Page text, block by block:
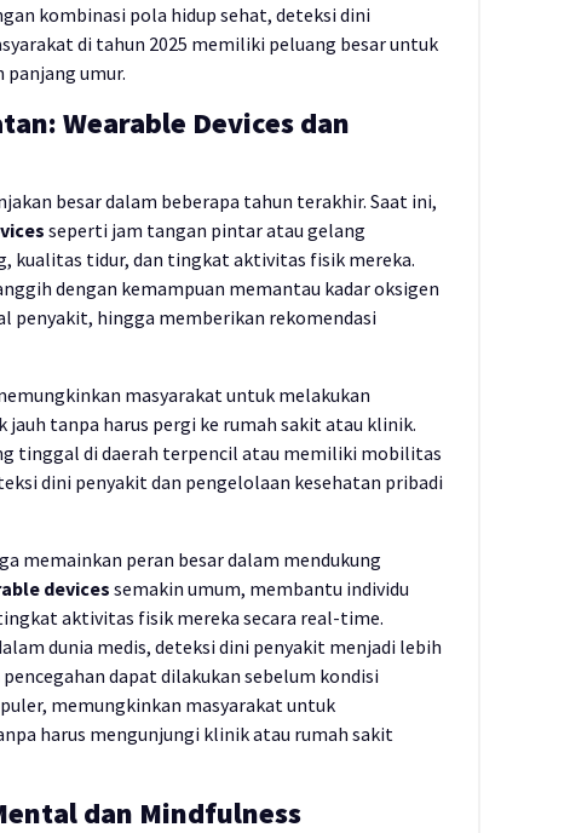
kombinasi pola hidup sehat, deteksi dini
di tahun 2025 memiliki peluang besar untuk
panjang umur.
Wearable Devices dan
besar dalam beberapa tahun terakhir. Saat ini,
seperti jam tangan pintar atau gelang
kualitas tidur, dan tingkat aktivitas fisik mereka.
dengan kemampuan memantau kadar oksigen
penyakit, hingga memberikan rekomendasi
masyarakat untuk melakukan
jauh tanpa harus pergi ke rumah sakit atau klinik.
tinggal di daerah terpencil atau memiliki mobilitas
dini penyakit dan pengelolaan kesehatan pribadi
memainkan peran besar dalam mendukung
devices semakin umum, membantu individu
aktivitas fisik mereka secara real-time.
dunia medis, deteksi dini penyakit menjadi lebih
dapat dilakukan sebelum kondisi
memungkinkan masyarakat untuk
harus mengunjungi klinik atau rumah sakit
dan Mindfulness